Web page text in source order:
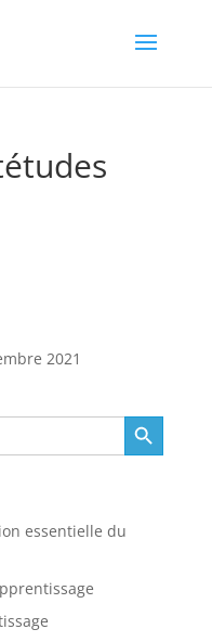
2021
Search Button
essentielle du